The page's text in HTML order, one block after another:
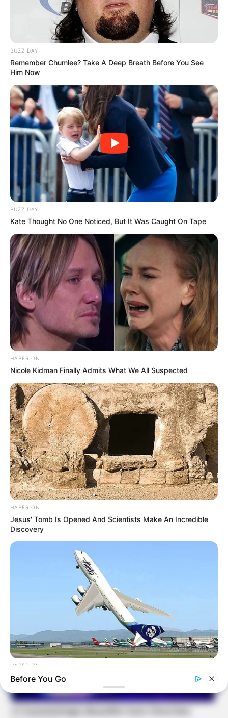
BUZZ DAY
Remember Chumlee? Take A Deep Breath Before You See
Him Now
BUZZ DAY
Kate Thought No One Noticed, But It Was Caught On Tape
HABERION
Nicole Kidman Finally Admits What We All Suspected
HABERION
Jesus' Tomb Is Opened And Scientists Make An Incredible
Discovery
HABERION
A Plane Took Off Wrong – See What Happened
Before You Go